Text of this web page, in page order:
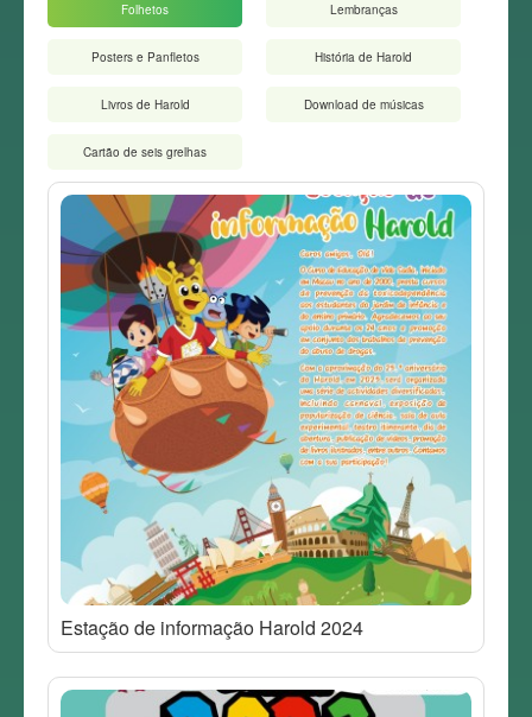
Folhetos Lembranças
Posters e Panfletos História de Harold
Livros de Harold Download de músicas
Cartão de seis grelhas
Estação de informação Harold 2024